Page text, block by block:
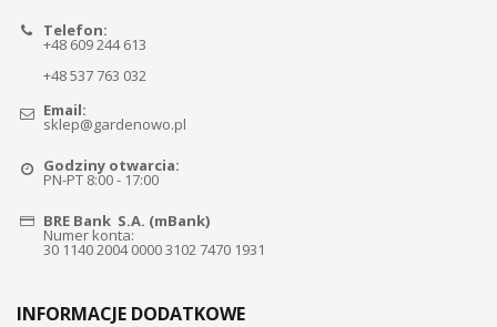
Telefon:
+48 609 244 613
+48 537 763 032
Email:
sklep@gardenowo.pl
Godziny otwarcia:
PN-PT 8:00 - 17:00
BRE Bank S.A. (mBank)
Numer konta:
30 1140 2004 0000 3102 7470 1931
INFORMACJE DODATKOWE